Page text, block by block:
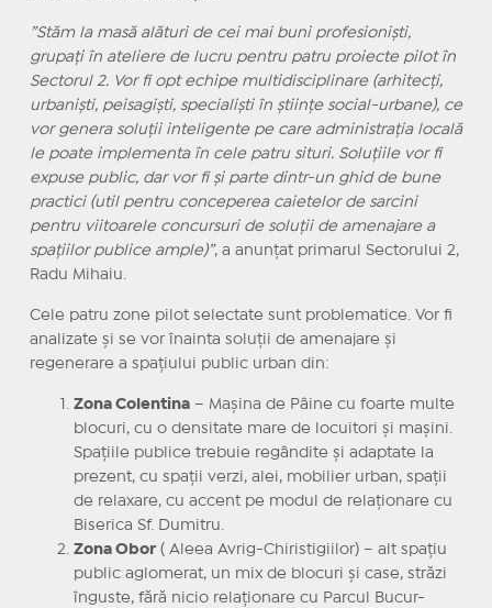
”Stăm la masă alături de cei mai buni profesioniști,
grupați în ateliere de lucru pentru patru proiecte pilot în
Sectorul 2. Vor fi opt echipe multidisciplinare (arhitecți,
urbaniști, peisagiști, specialiști în științe social-urbane), ce
vor genera soluții inteligente pe care administrația locală
le poate implementa în cele patru situri. Soluțiile vor fi
expuse public, dar vor fi și parte dintr-un ghid de bune
practici (util pentru conceperea caietelor de sarcini
pentru viitoarele concursuri de soluții de amenajare a
spațiilor publice ample)”, a anunțat primarul Sectorului 2,
Radu Mihaiu.
Cele patru zone pilot selectate sunt problematice. Vor fi
analizate și se vor înainta soluții de amenajare și
regenerare a spațiului public urban din:
Zona Colentina– Mașina de Pâine cu foarte multe
blocuri, cu o densitate mare de locuitori și mașini.
Spațiile publice trebuie regândite și adaptate la
prezent, cu spații verzi, alei, mobilier urban, spații
de relaxare, cu accent pe modul de relaționare cu
Biserica Sf. Dumitru.
Zona Obor( Aleea Avrig-Chiristigiilor) – alt spațiu
public aglomerat, un mix de blocuri și case, străzi
înguste, fără nicio relaționare cu Parcul Bucur-